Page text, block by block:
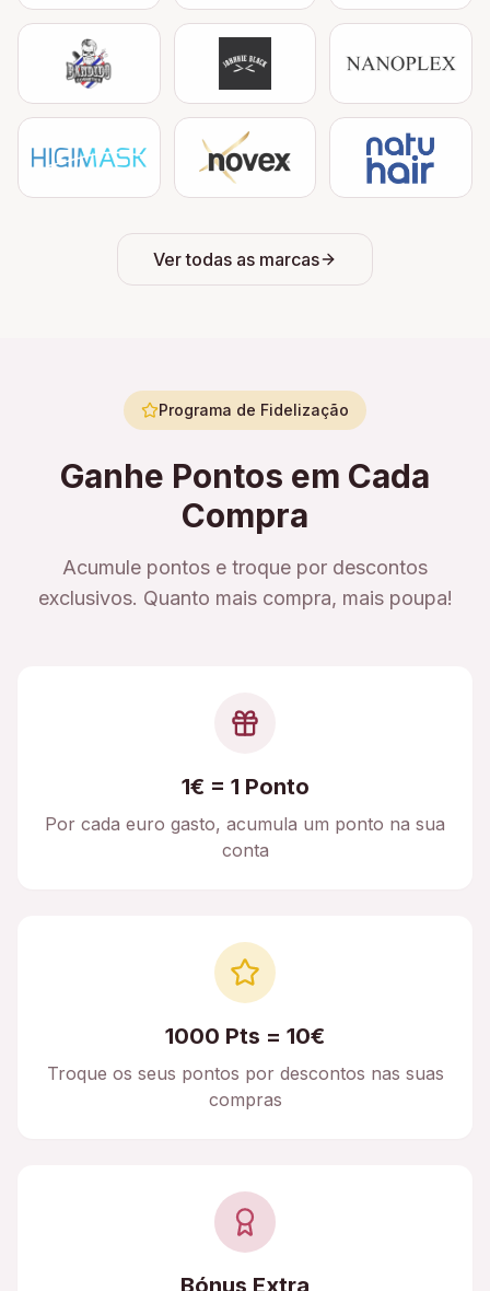
Ver todas as marcas
Programa de Fidelização
Ganhe Pontos em Cada
Compra
Acumule pontos e troque por descontos
exclusivos. Quanto mais compra, mais poupa!
1€ = 1 Ponto
Por cada euro gasto, acumula um ponto na sua
conta
1000 Pts = 10€
Troque os seus pontos por descontos nas suas
compras
Bónus Extra